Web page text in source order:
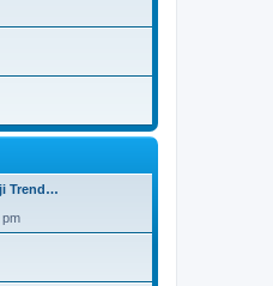
Trend…
pm